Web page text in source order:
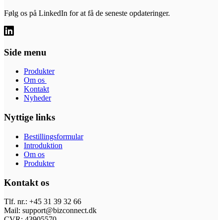
Følg os på LinkedIn for at få de seneste opdateringer.
Side menu
Produkter
Om os
Kontakt
Nyheder
Nyttige links
Bestillingsformular
Introduktion
Om os
Produkter
Kontakt os
Tlf. nr.: +45 31 39 32 66
Mail: support@bizconnect.dk